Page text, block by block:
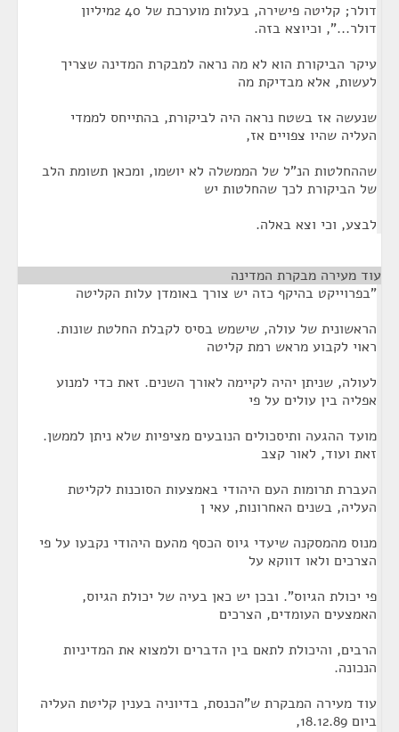
דולר; קליטה פישירה, בעלות מוערכת של 40 2מיליון
דולר...", וכיוצא בזה.
עיקר הביקורת הוא לא מה נראה למבקרת המדינה שצריך
לעשות, אלא מבדיקת מה
שנעשה אז בשטח נראה היה לביקורת, בהתייחס לממדי
העליה שהיו צפויים אז,
שההחלטות הנ"ל של הממשלה לא יושמו, ומכאן תשומת הלב
של הביקורת לכך שהחלטות יש
לבצע, וכי וצא באלה.
עוד מעירה מבקרת המדינה
"בפרוייקט בהיקף כזה יש צורך באומדן עלות הקליטה
הראשונית של עולה, שישמש בסיס לקבלת החלטת שונות.
ראוי לקבוע מראש רמת קליטה
לעולה, שניתן יהיה לקיימה לאורך השנים. זאת כדי למנוע
אפליה בין עולים על פי
מועד ההגעה ותיסכולים הנובעים מציפיות שלא ניתן לממשן.
זאת ועוד, לאור קצב
העברת תרומות העם היהודי באמצעות הסוכנות לקליטת
העליה, בשנים האחרונות, עאי ן
מנוס מהמסקנה שיעדי גיוס הכסף מהעם היהודי נקבעו על פי
הצרכים ולאו דווקא על
פי יכולת הגיוס". ובכן יש כאן בעיה של יכולת הגיוס,
האמצעים העומדים, הצרכים
הרבים, והיכולת לתאם בין הדברים ולמצוא את המדיניות
הנכונה.
עוד מעירה המבקרת ש"הכנסת, בדיוניה בענין קליטת העליה
ביום 18.12.89,